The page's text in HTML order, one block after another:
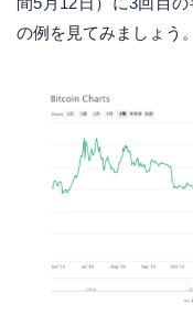
の例を見てみましょう。